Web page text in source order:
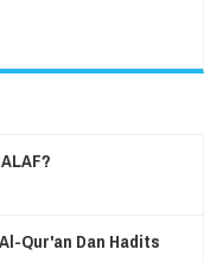
Qur'an Dan Hadits